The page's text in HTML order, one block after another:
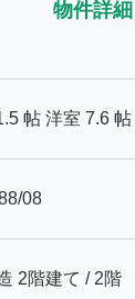
物件詳細
帖 洋室 7.6 帖
08
2階建て / 2階